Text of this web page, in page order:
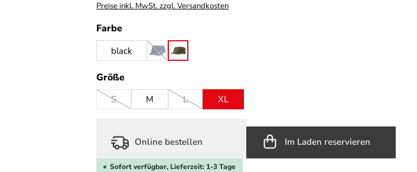
Preise inkl. MwSt. zzgl. Versandkosten
Farbeauswählen
black
cenote
(Diese Option ist zurzeit nicht verfügbar.)
fatigue
Größeauswählen
S
(Diese Option ist zurzeit nicht verfügbar.)
M L
(Diese Option ist zurzeit nicht verfügbar.)
XL
Online bestellen Im Laden reservieren
Sofort verfügbar, Lieferzeit: 1-3 Tage